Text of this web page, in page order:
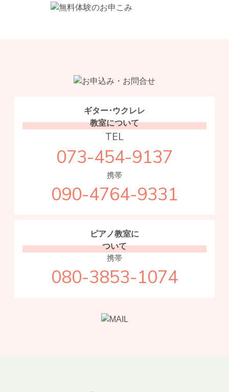
ギター･ウクレレ
教室について
TEL
073-454-9137
携帯
090-4764-9331
ピアノ教室に
ついて
携帯
080-3853-1074